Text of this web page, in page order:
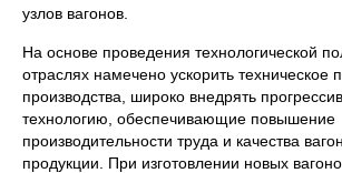
узлов вагонов.
На основе проведения технологической
отраслях намечено ускорить техническое
производства, широко внедрять
технологию, обеспечивающие повышение
производительности труда и качества
продукции. При изготовлении новых